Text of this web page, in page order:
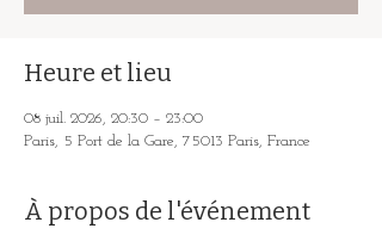
Heure et lieu
08 juil. 2026, 20:30 – 23:00
Paris, 5 Port de la Gare, 75013 Paris, France
À propos de l'événement